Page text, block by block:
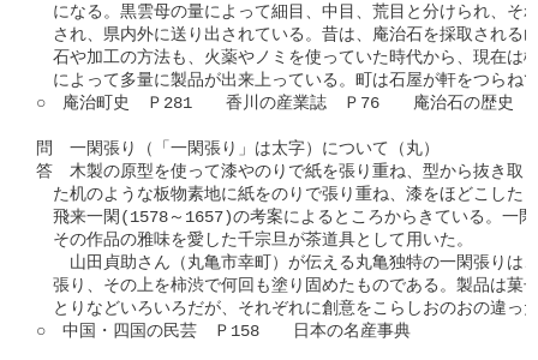
になる。黒雲母の量によって細目、中目、荒目と分けられ、そ
され、県内外に送り出されている。昔は、庵治石を採取される
石や加工の方法も、火薬やノミを使っていた時代から、現在は
によって多量に製品が出来上っている。町は石屋が軒をつらね
○　庵治町史　Ｐ281　　香川の産業誌　Ｐ76　　庵治石の歴史
問　一閑張り（「一閑張り」は太字）について（丸）
答　木製の原型を使って漆やのりで紙を張り重ね、型から抜き取
た机のような板物素地に紙をのりで張り重ね、漆をほどこした
飛来一閑(1578～1657)の考案によるところからきている。一
その作品の雅味を愛した千宗旦が茶道具として用いた。
山田貞助さん（丸亀市幸町）が伝える丸亀独特の一閑張りは
張り、その上を柿渋で何回も塗り固めたものである。製品は菓
とりなどいろいろだが、それぞれに創意をこらしおのおの違っ
○　中国・四国の民芸　Ｐ158　　日本の名産事典